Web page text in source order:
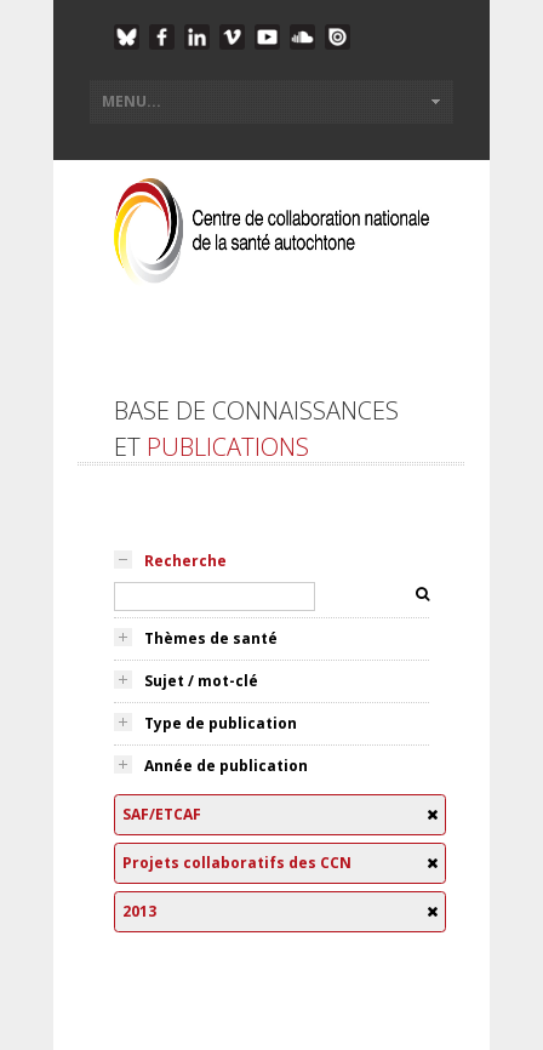
BASE DE CONNAISSANCES
ET PUBLICATIONS
Recherche
Thèmes de santé
Sujet / mot-clé
Type de publication
Année de publication
SAF/ETCAF
Projets collaboratifs des CCN
2013